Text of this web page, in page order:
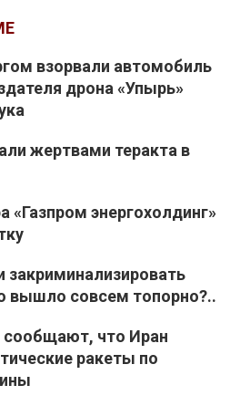
взорвали автомобиль
дрона «Упырь»
жертвами теракта в
«Газпром энергохолдинг»
вышло совсем топорно?..
что Иран
ракеты по